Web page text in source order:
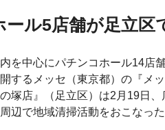
ール5店舗が足立区
を中心にパチンコホール14店
するメッセ（東京都）の『メ
塚店』（足立区）は2月19日、
辺で地域清掃活動をおこなった